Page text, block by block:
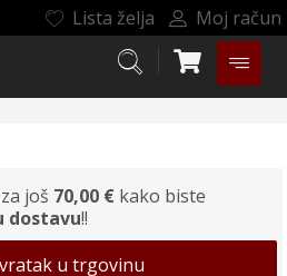
Lista želja Moj račun
još 70,00 € kako biste
dostavu!!
u trgovinu